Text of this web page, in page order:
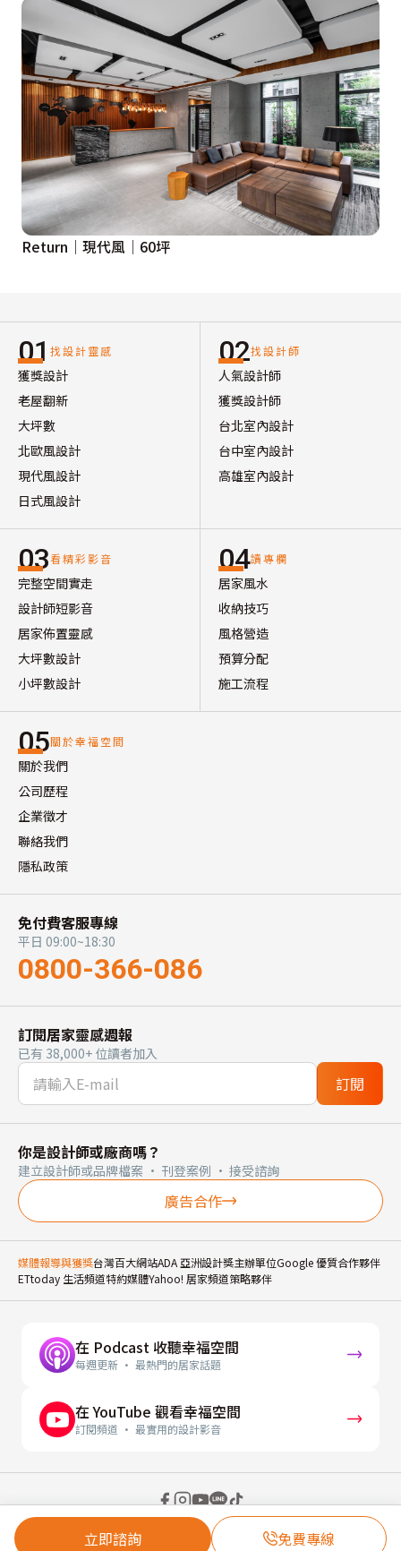
立即諮詢 免費專線
Return│現代風│60坪
01 找設計靈感
獲獎設計
老屋翻新
大坪數
北歐風設計
現代風設計
日式風設計
02找設計師
人氣設計師
獲獎設計師
台北室內設計
台中室內設計
高雄室內設計
03看精彩影音
完整空間實走
設計師短影音
居家佈置靈感
大坪數設計
小坪數設計
04讀專欄
居家風水
收納技巧
風格營造
預算分配
施工流程
05關於幸福空間
關於我們
公司歷程
企業徵才
聯絡我們
隱私政策
免付費客服專線
平日 09:00~18:30
0800-366-086
訂閱居家靈感週報
已有 38,000+ 位讀者加入
訂閱
你是設計師或廠商嗎？
建立設計師或品牌檔案 · 刊登案例 · 接受諮詢
廣告合作
媒體報導與獲獎台灣百大網站ADA 亞洲設計獎主辦單位Google 優質合作夥伴
ETtoday 生活頻道特約媒體Yahoo! 居家頻道策略夥伴
在 Podcast 收聽幸福空間
每週更新 · 最熱門的居家話題
在 YouTube 觀看幸福空間
訂閱頻道 · 最實用的設計影音
© 2026 幸福空間 Gorgeous Space Co., Ltd.